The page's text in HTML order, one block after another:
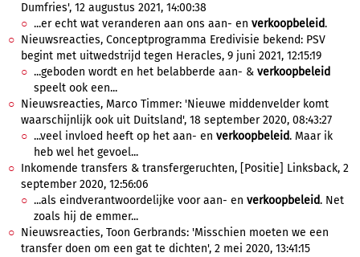
Dumfries', 12 augustus 2021, 14:00:38
...er echt wat veranderen aan ons aan- en verkoopbeleid.
Nieuwsreacties, Conceptprogramma Eredivisie bekend: PSV
begint met uitwedstrijd tegen Heracles, 9 juni 2021, 12:15:19
...geboden wordt en het belabberde aan- & verkoopbeleid
speelt ook een...
Nieuwsreacties, Marco Timmer: 'Nieuwe middenvelder komt
waarschijnlijk ook uit Duitsland', 18 september 2020, 08:43:27
...veel invloed heeft op het aan- en verkoopbeleid. Maar ik
heb wel het gevoel...
Inkomende transfers & transfergeruchten, [Positie] Linksback, 2
september 2020, 12:56:06
...als eindverantwoordelijke voor aan- en verkoopbeleid. Net
zoals hij de emmer...
Nieuwsreacties, Toon Gerbrands: 'Misschien moeten we een
transfer doen om een gat te dichten', 2 mei 2020, 13:41:15